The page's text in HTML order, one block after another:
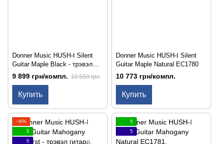
Donner Music HUSH-Ⅰ Silent
Guitar Maple Black - трэвэл
гитара
9 899 грн/компл. 10 550 грн
Купить
Donner Music HUSH-Ⅰ Silent
Guitar Maple Natural EC1780
10 773 грн/компл.
Купить
−6%
5
5
5
5